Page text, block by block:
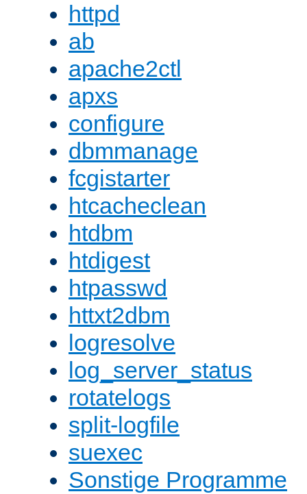
httpd
ab
apache2ctl
apxs
configure
dbmmanage
fcgistarter
htcacheclean
htdbm
htdigest
htpasswd
httxt2dbm
logresolve
log_server_status
rotatelogs
split-logfile
suexec
Sonstige Programme